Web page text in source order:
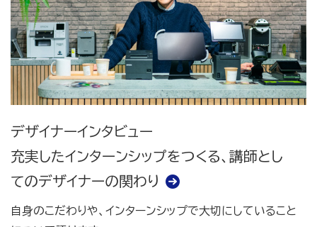
デザイナーインタビュー
充実したインターンシップをつくる、講師とし
てのデザイナーの関わり
自身のこだわりや、インターンシップで大切にしていること